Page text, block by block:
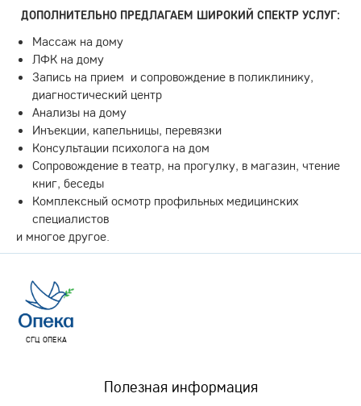
ДОПОЛНИТЕЛЬНО ПРЕДЛАГАЕМ ШИРОКИЙ СПЕКТР УСЛУГ:
Массаж на дому
ЛФК на дому
Запись на прием и сопровождение в поликлинику,
диагностический центр
Анализы на дому
Инъекции, капельницы, перевязки
Консультации психолога на дом
Сопровождение в театр, на прогулку, в магазин, чтение
книг, беседы
Комплексный осмотр профильных медицинских
специалистов
и многое другое.
СГЦ ОПЕКА
Полезная информация